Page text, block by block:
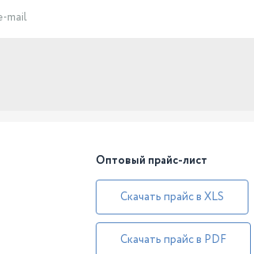
Оптовый прайс-лист
Скачать прайс в XLS
Скачать прайс в PDF